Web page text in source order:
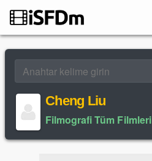
Cheng Liu
Filmografi Tüm Filmleri